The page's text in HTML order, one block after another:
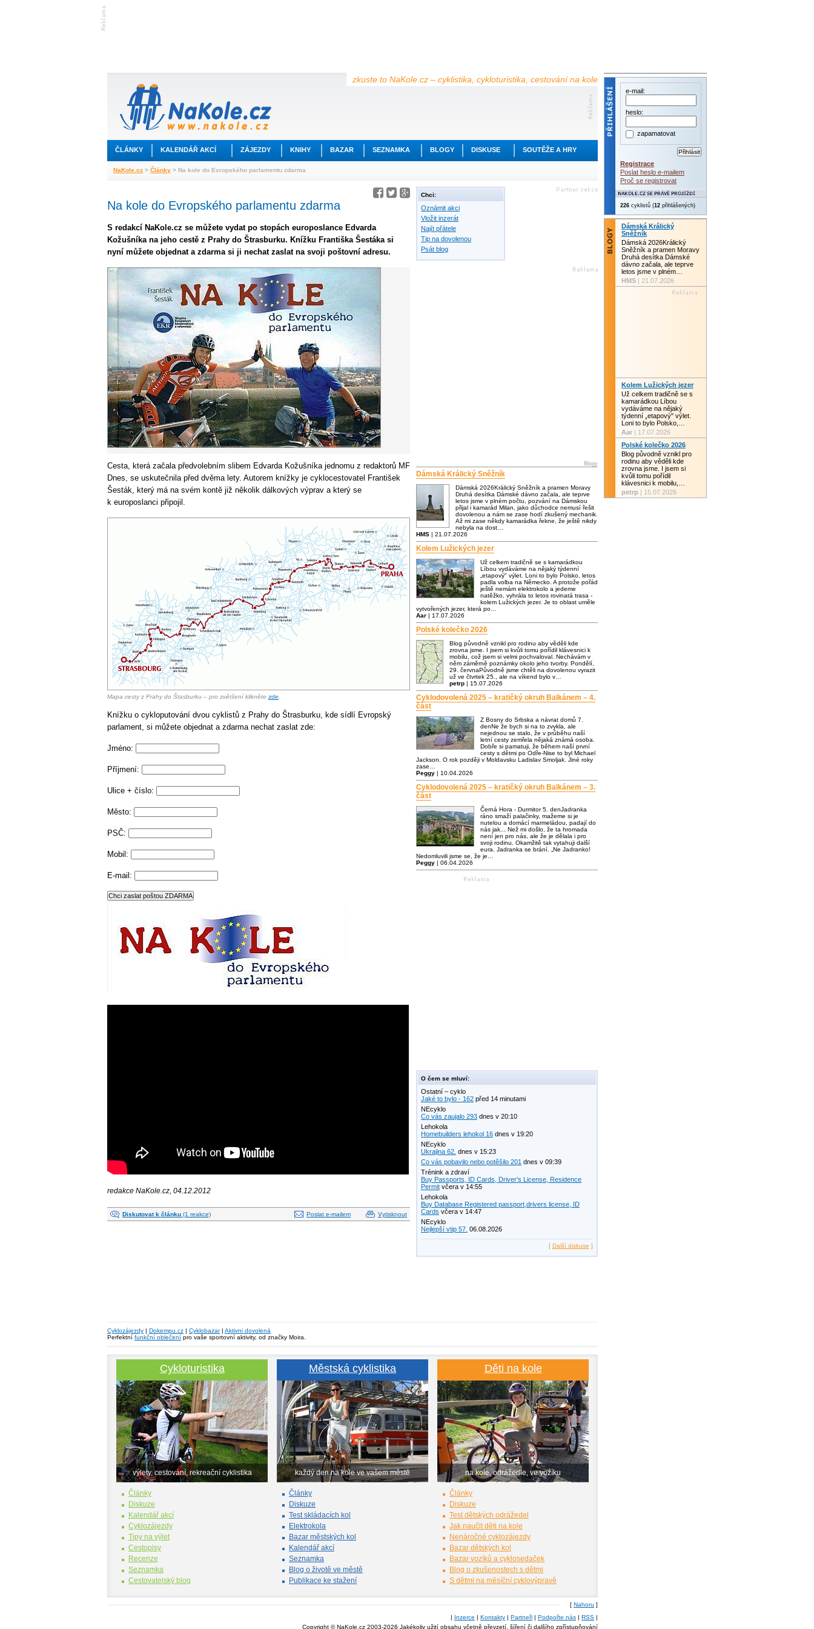
zkuste to NaKole.cz – cyklistika, cykloturistika, cestování na kole
ČLÁNKY KALENDÁŘ AKCÍ ZÁJEZDY KNIHY BAZAR SEZNAMKA BLOGY DISKUSE SOUTĚŽE A HRY
NaKole.cz > Články > Na kole do Evropského parlamentu zdarma
Na kole do Evropského parlamentu zdarma
S redakcí NaKole.cz se můžete vydat po stopách europoslance Edvarda
Kožušníka na jeho cestě z Prahy do Štrasburku. Knížku Františka Šestáka si
nyní můžete objednat a zdarma si ji nechat zaslat na svoji poštovní adresu.
Cesta, která začala předvolebním slibem Edvarda Kožušníka jednomu z redaktorů MF
Dnes, se uskutečnila před dvěma lety. Autorem knížky je cyklocestovatel František
Šesták, který má na svém kontě již několik dálkových výprav a který se
k europoslanci připojil.
Mapa cesty z Prahy do Štasburku – pro zvětšení klikněte zde
Knížku o cykloputování dvou cyklistů z Prahy do Štrasburku, kde sídlí Evropský
parlament, si můžete objednat a zdarma nechat zaslat zde:
Jméno:
Příjmení:
Ulice + číslo:
Město:
PSČ:
Mobil:
E-mail:
redakce NaKole.cz, 04.12.2012
Diskutovat k článku (1 reakce) Vytisknout
Poslat e-mailem
Chci:
Oznámit akci
Vložit inzerát
Najít přátele
Tip na dovolenou
Psát blog
Blogy
Dámská Králický Sněžník
Dámská 2026Králický Sněžník a pramen Moravy
Druhá desítka Dámské dávno začala, ale teprve
letos jsme v plném počtu, pozvání na Dámskou
přijal i kamarád Milan, jako důchodce nemusí řešit
dovolenou a nám se zase hodí zkušený mechanik.
Až mi zase někdy kamarádka řekne, že ještě nikdy
nebyla na dost…
HMS | 21.07.2026
Kolem Lužických jezer
Už celkem tradičně se s kamarádkou
Líbou vydáváme na nějaký týdenní
„etapový" výlet. Loni to bylo Polsko, letos
padla volba na Německo. A protože pořád
ještě nemám elektrokolo a jedeme
natěžko, vyhrála to letos rovinatá trasa -
kolem Lužických jezer. Je to oblast uměle
vytvořených jezer, která po…
Aar | 17.07.2026
Polské kolečko 2026
Blog původně vznikl pro rodinu aby věděli kde
zrovna jsme. I jsem si kvůli tomu pořídil klávesnici k
mobilu, což jsem si velmi pochvaloval. Nechávám v
něm záměrně poznámky okolo jeho tvorby. Pondělí,
29. červnaPůvodně jsme chtěli na dovolenou vyrazit
už ve čtvrtek 25., ale na víkend bylo v…
petrp | 15.07.2026
Cyklodovolená 2025 – kratičký okruh Balkánem – 4.
část
Z Bosny do Srbska a návrat domů 7.
denNe že bych si na to zvykla, ale
nejednou se stalo, že v průběhu naší
letní cesty zemřela nějaká známá osoba.
Dobře si pamatuji, že během naší první
cesty s dětmi po Odře-Nise to byl Michael
Jackson. O rok později v Moldavsku Ladislav Smoljak. Jiné roky
zase…
Peggy | 10.04.2026
Cyklodovolená 2025 – kratičký okruh Balkánem – 3.
část
Černá Hora - Durmitor 5. denJadranka
ráno smaží palačinky, mažeme si je
nutelou a domácí marmeládou, padají do
nás jak... Než mi došlo, že ta hromada
není jen pro nás, ale že je dělala i pro
svoji rodinu. Okamžitě tak vytahuji další
eura. Jadranka se brání. „Ne Jadranko!
Nedomluvili jsme se, že je…
Peggy | 06.04.2026
O čem se mluví:
Ostatní – cyklo
Jaké to bylo - 162 před 14 minutami
NEcyklo
Co vás zaujalo 293 dnes v 20:10
Lehokola
Homebuilders lehokol 16 dnes v 19:20
NEcyklo
Ukrajina 62. dnes v 15:23
Co vás pobavilo nebo potěšilo 201 dnes v 09:39
Trénink a zdraví
Buy Passports, ID Cards, Driver's License, Residence
Permit včera v 14:55
Lehokola
Buy Database Registered passport,drivers license, ID
Cards včera v 14:47
NEcyklo
Nejlepší vtip 57. 06.08.2026
[ Další diskuse ]
Cyklozájezdy | Dokempu.cz | Cyklobazar| Aktivni dovolená
Perfektní funkční oblečení pro vaše sportovní aktivity, od značky Moira.
Cykloturistika
výlety, cestování, rekreační cyklistika
Články
Diskuze
Kalendář akcí
Cyklozájezdy
Tipy na výlet
Cestopisy
Recenze
Seznamka
Cestovatelský blog
Městská cyklistika
každý den na kole ve vašem městě
Články
Diskuze
Test skládacích kol
Elektrokola
Bazar městských kol
Kalendář akcí
Seznamka
Blog o životě ve městě
Publikace ke stažení
Děti na kole
na kole, odrážedle, ve vozíku
Články
Diskuze
Test dětských odrážedel
Jak naučit děti na kole
Nenáročné cyklozájezdy
Bazar dětských kol
Bazar vozíků a cyklosedaček
Blog o zkušenostech s dětmi
S dětmi na měsíční cyklovýpravě
[ Nahoru ]
| Inzerce | Kontakty | Partneři | Podpořte nás | RSS |
Copyright © NaKole.cz 2003-2026 Jakékoliv užití obsahu včetně převzetí, šíření či dalšího zpřístupňování
e-mail:
heslo:
zapamatovat
Registrace
Poslat heslo e-mailem
Proč se registrovat
226 cyklistů (12 přihlášených)
Dámská Králický
Sněžník
Dámská 2026Králický
Sněžník a pramen Moravy
Druhá desítka Dámské
dávno začala, ale teprve
letos jsme v plném…
HMS | 21.07.2026
Kolem Lužických jezer
Už celkem tradičně se s
kamarádkou Líbou
vydáváme na nějaký
týdenní „etapový" výlet.
Loni to bylo Polsko,…
Aar | 17.07.2026
Polské kolečko 2026
Blog původně vznikl pro
rodinu aby věděli kde
zrovna jsme. I jsem si
kvůli tomu pořídil
klávesnici k mobilu,…
petrp | 15.07.2026